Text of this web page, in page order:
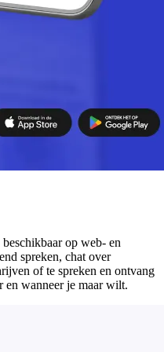
op web- en
spreken, chat over
of te spreken en ontvang
en wanneer je maar wilt.